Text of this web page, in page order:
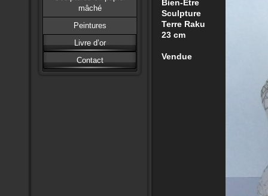
mâché
Peintures
Livre d’or
Contact
Bien-Etre
Sculpture
Terre Raku
23 cm
Vendue